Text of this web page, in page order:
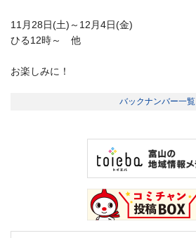
11月28日(土)～12月4日(金)
ひる12時～ 他
お楽しみに！
バックナンバー一覧